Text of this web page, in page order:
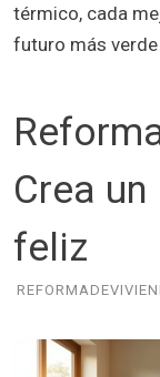
térmico, cada
futuro más
Crea
feliz